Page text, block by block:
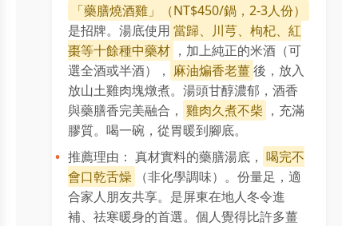
「藥膳燒酒雞」（NT$450/鍋，2-3人份）
是招牌。湯底使用 當歸、川芎、枸杞、紅
棗等十餘種中藥材 ，加上純正的米酒（可
選全酒或半酒）， 麻油煸香老薑後，放入
放山土雞肉塊燉煮。湯頭甘醇濃郁，酒香
與藥膳香完美融合， 雞肉久煮不柴 ，充滿
膠質。喝一碗，從胃暖到腳底。
推薦理由： 真材實料的藥膳湯底， 喝完不
會口乾舌燥
（非化學調味）。份量足，適
合家人朋友共享。是屏東在地人冬令進
補、祛寒暖身的首選。個人覺得比許多薑